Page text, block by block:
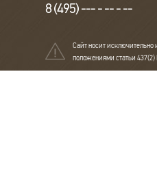
8 (495) --- - -- - --
Сайт носит исключительно
положениями статьи